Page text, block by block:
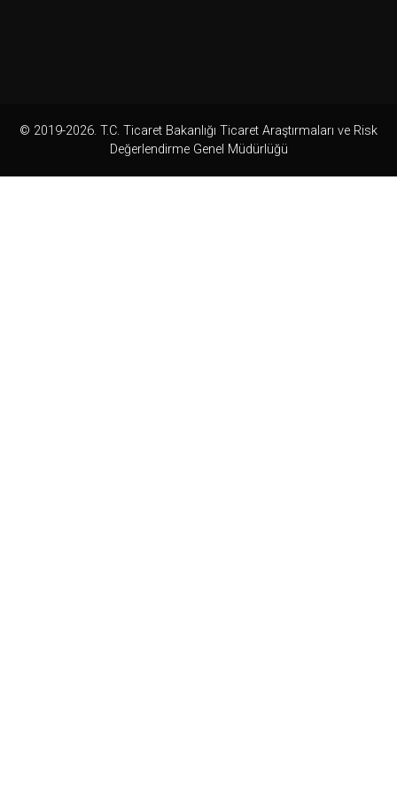
© 2019-2026. T.C. Ticaret Bakanlığı Ticaret Araştırmaları ve Risk
Değerlendirme Genel Müdürlüğü